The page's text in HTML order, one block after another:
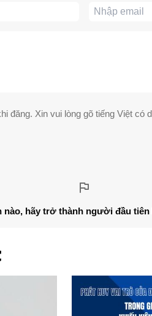
đăng. Xin vui lòng gõ tiếng Việt có
nào, hãy trở thành người đầu